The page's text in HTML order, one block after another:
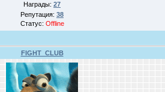
Награды: 27
Репутация: 38
Статус: Offline
FIGHT_CLUB